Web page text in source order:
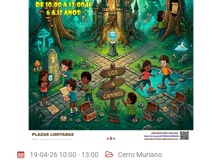
19-04-26 10:00 - 13:00 Cerro Muriano